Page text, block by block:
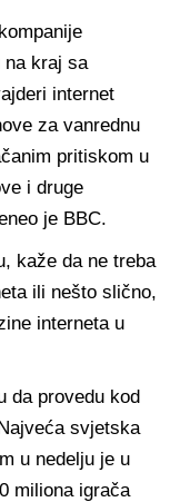
na kraj sa
internet
za vanrednu
pritiskom u
i druge
je BBC.
kaže da ne treba
ili nešto slično,
interneta u
da provedu kod
svjetska
u nedelju je u
miliona igrača